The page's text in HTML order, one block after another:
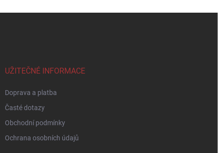
UŽITEČNÉ INFORMACE
Doprava a platba
Časté dotazy
Obchodní podmínky
Ochrana osobních údajů